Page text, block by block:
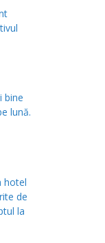
bine
lună.
hotel
de
la